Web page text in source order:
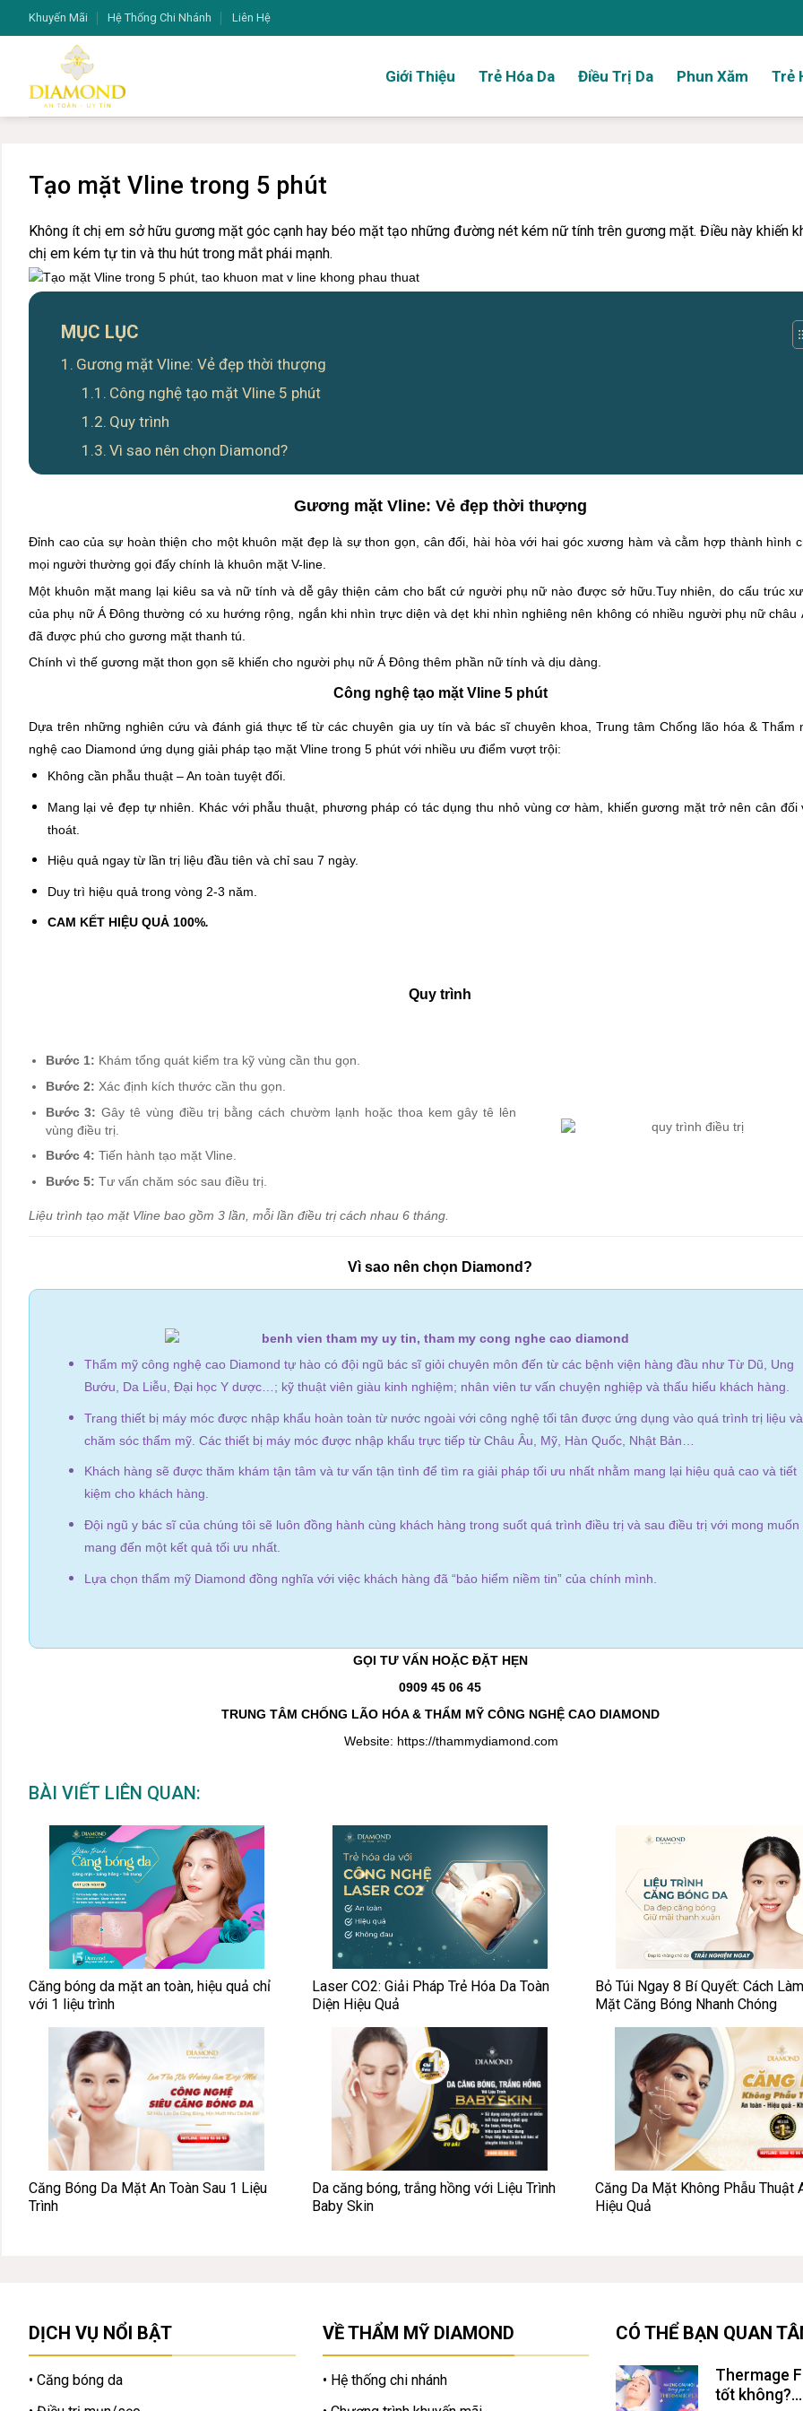
qua
Khuyến Mãi Hệ Thống Chi Nhánh Liên Hệ
Giới Thiệu Trẻ Hóa Da Điều Trị Da Phun Xăm Trẻ
Tạo mặt Vline trong 5 phút
Không ít chị em sở hữu gương mặt góc cạnh hay béo mặt tạo những đường nét kém nữ tính trên gương mặt. Điều này khiến
chị em kém tự tin và thu hút trong mắt phái mạnh.
MỤC LỤC
Gương mặt Vline: Vẻ đẹp thời thượng
Công nghệ tạo mặt Vline 5 phút
Quy trình
Vì sao nên chọn Diamond?
Gương mặt Vline: Vẻ đẹp thời thượng
Đỉnh cao của sự hoàn thiện cho một khuôn mặt đẹp là sự thon gọn, cân đối, hài hòa với hai góc xương hàm và cằm hợp thành hình
mọi người thường gọi đấy chính là khuôn mặt V-line.
Một khuôn mặt mang lại kiêu sa và nữ tính và dễ gây thiện cảm cho bất cứ người phụ nữ nào được sở hữu.Tuy nhiên, do cấu trúc
của phụ nữ Á Đông thường có xu hướng rộng, ngắn khi nhìn trực diện và dẹt khi nhìn nghiêng nên không có nhiều người phụ nữ châu
đã được phú cho gương mặt thanh tú.
Chính vì thế gương mặt thon gọn sẽ khiến cho người phụ nữ Á Đông thêm phần nữ tính và dịu dàng.
Công nghệ tạo mặt Vline 5 phút
Dựa trên những nghiên cứu và đánh giá thực tế từ các chuyên gia uy tín và bác sĩ chuyên khoa, Trung tâm Chống lão hóa & Thẩm
nghệ cao Diamond ứng dụng giải pháp tạo mặt Vline trong 5 phút với nhiều ưu điểm vượt trội:
Không cần phẫu thuật – An toàn tuyệt đối.
Mang lại vẻ đẹp tự nhiên. Khác với phẫu thuật, phương pháp có tác dụng thu nhỏ vùng cơ hàm, khiến gương mặt trở nên cân đối
thoát.
Hiệu quả ngay từ lần trị liệu đầu tiên và chỉ sau 7 ngày.
Duy trì hiệu quả trong vòng 2-3 năm.
CAM KẾT HIỆU QUẢ 100%.
Quy trình
Bước 1: Khám tổng quát kiểm tra kỹ vùng cần thu gọn.
Bước 2: Xác định kích thước cần thu gọn.
Bước 3: Gây tê vùng điều trị bằng cách chườm lạnh hoặc thoa kem gây tê lên
vùng điều trị.
Bước 4: Tiến hành tạo mặt Vline.
Bước 5: Tư vấn chăm sóc sau điều trị.
Liệu trình tạo mặt Vline bao gồm 3 lần, mỗi lần điều trị cách nhau 6 tháng.
Vì sao nên chọn Diamond?
Thẩm mỹ công nghệ cao Diamond tự hào có đội ngũ bác sĩ giỏi chuyên môn đến từ các bệnh viện hàng đầu như Từ Dũ, Ung
Bướu, Da Liễu, Đại học Y dược…; kỹ thuật viên giàu kinh nghiệm; nhân viên tư vấn chuyện nghiệp và thấu hiểu khách hàng.
Trang thiết bị máy móc được nhập khẩu hoàn toàn từ nước ngoài với công nghệ tối tân được ứng dụng vào quá trình trị liệu và
chăm sóc thẩm mỹ. Các thiết bị máy móc được nhập khẩu trực tiếp từ Châu Âu, Mỹ, Hàn Quốc, Nhật Bản…
Khách hàng sẽ được thăm khám tận tâm và tư vấn tận tình để tìm ra giải pháp tối ưu nhất nhằm mang lại hiệu quả cao và tiết
kiệm cho khách hàng.
Đội ngũ y bác sĩ của chúng tôi sẽ luôn đồng hành cùng khách hàng trong suốt quá trình điều trị và sau điều trị với mong muốn
mang đến một kết quả tối ưu nhất.
Lựa chọn thẩm mỹ Diamond đồng nghĩa với việc khách hàng đã “bảo hiểm niềm tin” của chính mình.
GỌI TƯ VẤN HOẶC ĐẶT HẸN
0909 45 06 45
TRUNG TÂM CHỐNG LÃO HÓA & THẨM MỸ CÔNG NGHỆ CAO DIAMOND
Website: https://thammydiamond.com
BÀI VIẾT LIÊN QUAN:
Căng bóng da mặt an toàn, hiệu quả chỉ
với 1 liệu trình
Laser CO2: Giải Pháp Trẻ Hóa Da Toàn
Diện Hiệu Quả
Bỏ Túi Ngay 8 Bí Quyết: Cách
Mặt Căng Bóng Nhanh Chóng
Căng Bóng Da Mặt An Toàn Sau 1 Liệu
Trình
Da căng bóng, trắng hồng với Liệu Trình
Baby Skin
Căng Da Mặt Không Phẫu Thuật
Hiệu Quả
DỊCH VỤ NỔI BẬT
Căng bóng da
VỀ THẨM MỸ DIAMOND
Hệ thống chi nhánh
CÓ THỂ BẠN QUAN
Thermage
tốt không?